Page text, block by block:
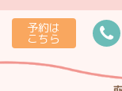
予約は
こちら